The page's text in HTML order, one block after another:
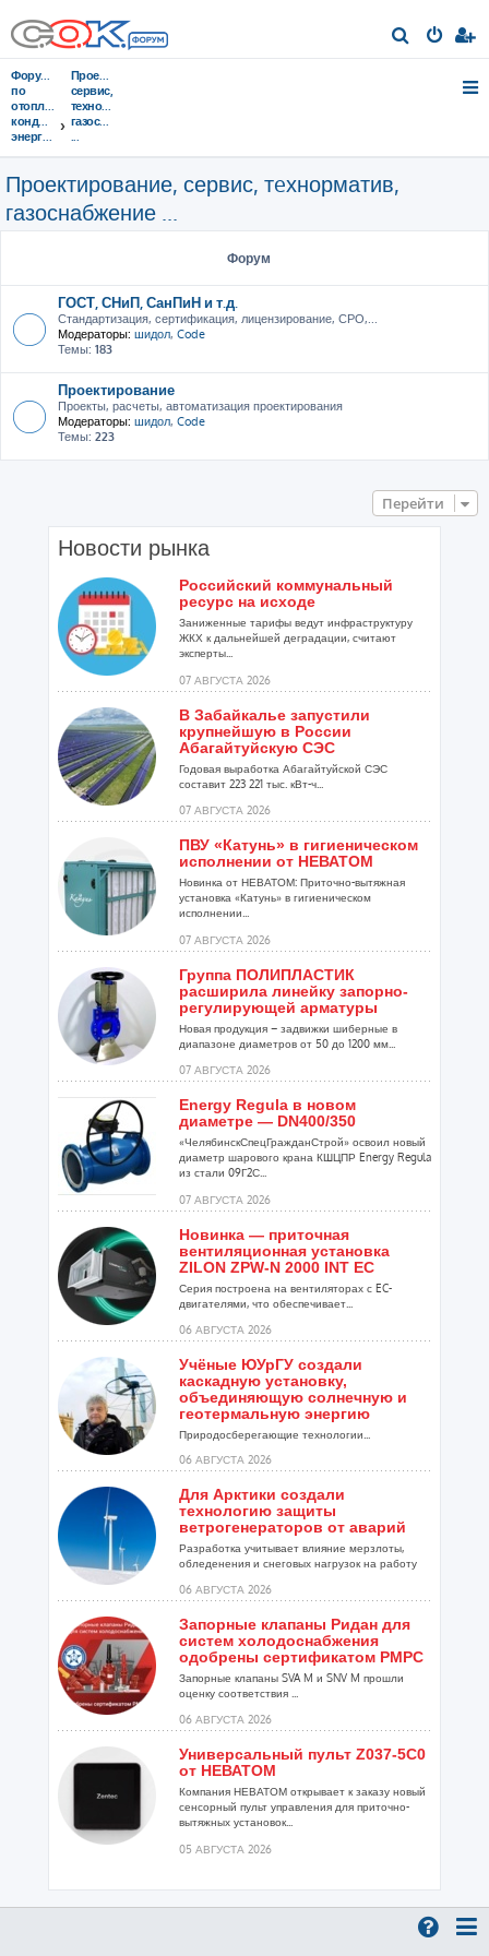
о
Форумы
по
отоплению,
кондиционированию,
энергосбережению
Проектирование,
сервис,
тeхнорматив,
газоснабжение
...
Проектирование, сервис, тeхнорматив,
газоснабжение ...
Форум
ГОСТ, СНиП, СанПиН и т.д.
Стандартизация, сертификация, лицензирование, СРО,...
Модераторы: шидол, Code
Темы: 183
Проектирование
Проекты, расчеты, автоматизация проектирования
Модераторы: шидол, Code
Темы: 223
Перейти
Новости рынка
Российский коммунальный
ресурс на исходе
Заниженные тарифы ведут инфраструктуру
ЖКХ к дальнейшей деградации, считают
эксперты...
07 АВГУСТА 2026
В Забайкалье запустили
крупнейшую в России
Абагайтуйскую СЭС
Годовая выработка Абагайтуйской СЭС
составит 223 221 тыс. кВт-ч...
07 АВГУСТА 2026
ПВУ «Катунь» в гигиеническом
исполнении от НЕВАТОМ
Новинка от НЕВАТОМ: Приточно-вытяжная
установка «Катунь» в гигиеническом
исполнении...
07 АВГУСТА 2026
Группа ПОЛИПЛАСТИК
расширила линейку запорно-
регулирующей арматуры
Новая продукция – задвижки шиберные в
диапазоне диаметров от 50 до 1200 мм...
07 АВГУСТА 2026
Energy Regula в новом
диаметре — DN400/350
«ЧелябинскСпецГражданСтрой» освоил новый
диаметр шарового крана КШЦПР Energy Regula
из стали 09Г2С...
07 АВГУСТА 2026
Новинка — приточная
вентиляционная установка
ZILON ZPW-N 2000 INT EC
Серия построена на вентиляторах с EC-
двигателями, что обеспечивает...
06 АВГУСТА 2026
Учёные ЮУрГУ создали
каскадную установку,
объединяющую солнечную и
геотермальную энергию
Природосберегающие технологии...
06 АВГУСТА 2026
Для Арктики создали
технологию защиты
ветрогенераторов от аварий
Разработка учитывает влияние мерзлоты,
обледенения и снеговых нагрузок на работу
06 АВГУСТА 2026
Запорные клапаны Ридан для
систем холодоснабжения
одобрены сертификатом РМРС
Запорные клапаны SVA M и SNV M прошли
оценку соответствия ...
06 АВГУСТА 2026
Универсальный пульт Z037-5C0
от НЕВАТОМ
Компания НЕВАТОМ открывает к заказу новый
сенсорный пульт управления для приточно-
вытяжных установок...
05 АВГУСТА 2026